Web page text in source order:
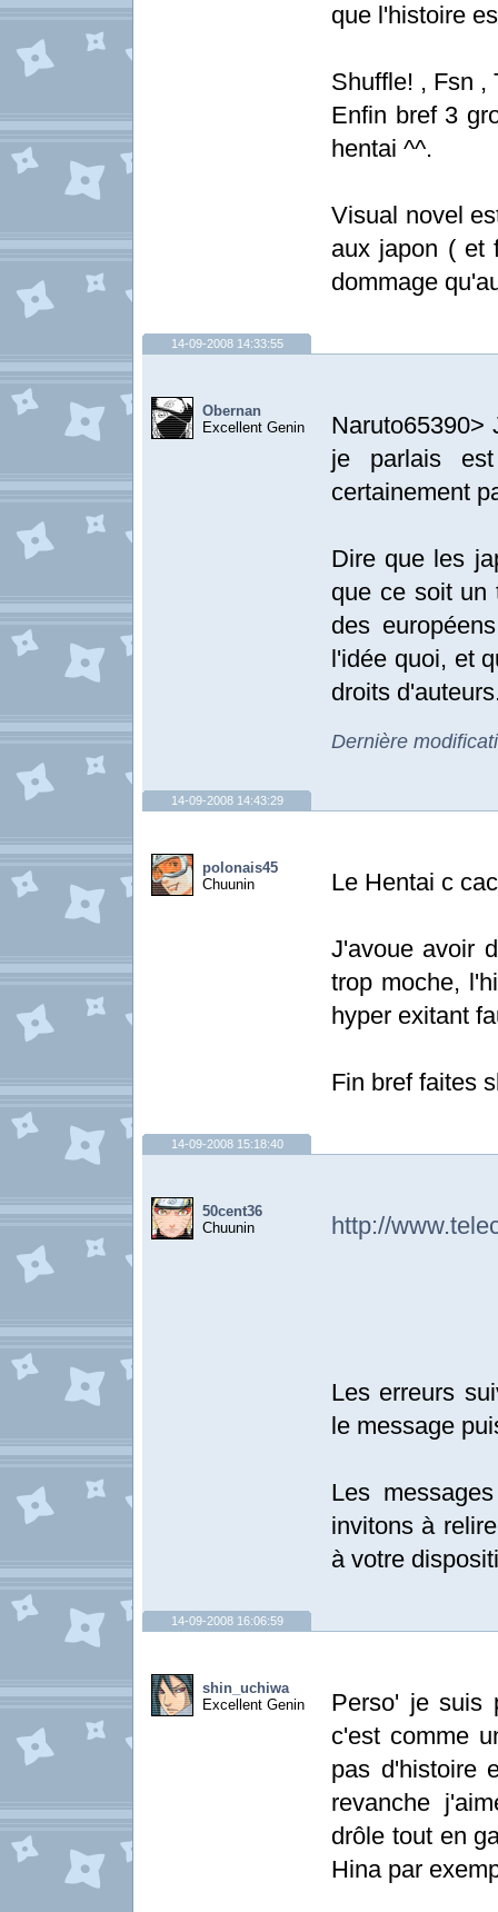
que l'histoire
Shuffle! , Fsn ,
Enfin bref 3
hentai ^^.
Visual novel
aux japon ( et
dommage
14-09-2008 14:33:55
Obernan
Excellent Genin
Naruto65390>
je parlais
certainement
Dire que les
que ce soit un
des
l'idée quoi, et
droits
Dernière
14-09-2008 14:43:29
polonais45
Chuunin
Le Hentai c
J'avoue avoir
trop moche,
hyper exitant
Fin bref faites
14-09-2008 15:18:40
50cent36
Chuunin
http://
Les erreurs
le message
Les
invitons à
à votre
14-09-2008 16:06:59
shin_uchiwa
Excellent Genin
Perso' je suis
c'est comme
pas d'histoire
revanche
drôle tout en
Hina par